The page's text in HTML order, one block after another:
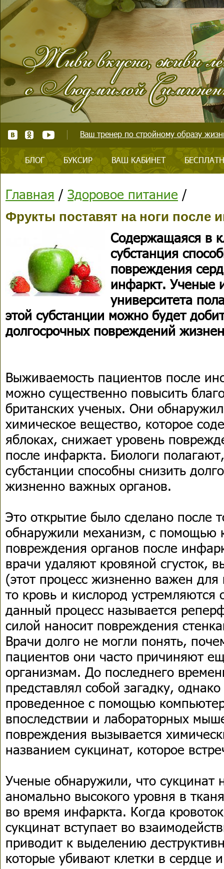
Ваш тренер по стройному образу
БЛОГ БУКСИР ВАШ КАБИНЕТ
Главная / Здоровое питание /
Фрукты поставят на ноги после
Содержащаяся в
субстанция
повреждения
инфаркт. Ученые
университета
этой субстанции можно будет
долгосрочных повреждений
Выживаемость пациентов после
можно существенно повысить
британских ученых. Они
химическое вещество, которое
яблоках, снижает уровень
после инфаркта. Биологи
субстанции способны снизить
жизненно важных органов.
Это открытие было сделано после
обнаружили механизм, с помощью
повреждения органов после
врачи удаляют кровяной сгусток,
(этот процесс жизненно важен
то кровь и кислород устремляются
данный процесс называется
силой наносит повреждения
Врачи долго не могли понять,
пациентов они часто причиняют
организмам. До последнего
представлял собой загадку,
проведенное с помощью
впоследствии и лабораторных
повреждения вызывается
названием сукцинат, которое
Ученые обнаружили, что сукцинат
аномально высокого уровня в
во время инфаркта. Когда
сукцинат вступает во
приводит к выделению
которые убивают клетки в сердце